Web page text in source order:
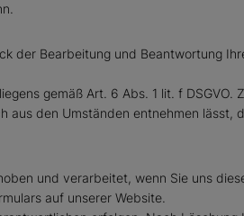
der Bearbeitung und Beantwortung
gemäß Art. 6 Abs. 1 lit. f DSGVO.
aus den Umständen entnehmen
und verarbeitet, wenn Sie uns
auf unserer Website.